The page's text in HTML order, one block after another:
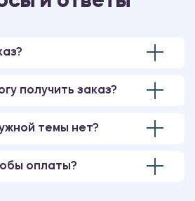
получить заказ?
темы нет?
оплаты?